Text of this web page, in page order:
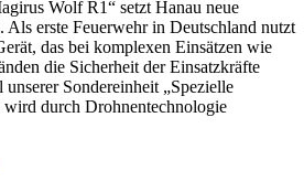
Wolf R1“ setzt Hanau neue
Als erste Feuerwehr in Deutschland nutzt
das bei komplexen Einsätzen wie
die Sicherheit der Einsatzkräfte
Sondereinheit „Spezielle
durch Drohnentechnologie